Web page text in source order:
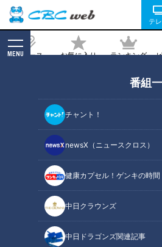
テ
ニュース お気に入り ランキング
MENU
番組
チャント！
newsX（ニュースクロス）
健康カプセル！ゲンキの時間
中日クラウンズ
中日ドラゴンズ関連記事
は？「何とかなる」と思
え合い
2023/05/11 21:00